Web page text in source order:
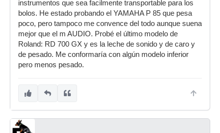
instrumentos que sea facilmente transportable para los
bolos. He estado probando el YAMAHA P 85 que pesa
poco, pero tampoco me convence del todo aunque suena
mejor que el m AUDIO. Probé el último modelo de
Roland: RD 700 GX y es la leche de sonido y de caro y
de pesado. Me conformaría con algún modelo inferior
pero menos pesado.